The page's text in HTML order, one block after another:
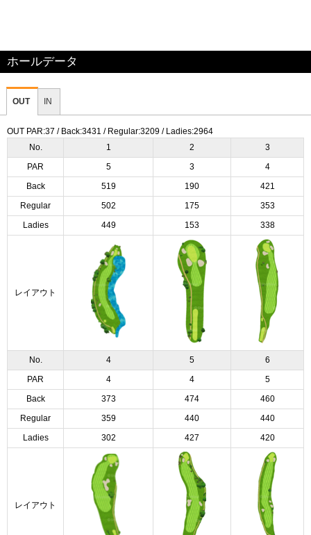
ホールデータ
OUT IN
OUT PAR:37 / Back:3431 / Regular:3209 / Ladies:2964
No.
1 2 3
PAR 5 3 4
Back 519 190 421
Regular 502 175 353
Ladies 449 153 338
レイアウト
No. 4 5 6
PAR 4 4 5
Back 373 474 460
Regular 359 440 440
Ladies 302 427 420
レイアウト